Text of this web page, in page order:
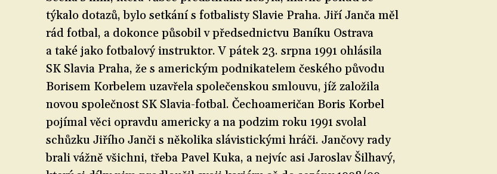
týkalo dotazů, bylo setkání s fotbalisty Slavie Praha. Jiří Janča měl
rád fotbal, a dokonce působil v předsednictvu Baníku Ostrava
a také jako fotbalový instruktor. V pátek 23. srpna 1991 ohlásila
SK Slavia Praha, že s americkým podnikatelem českého původu
Borisem Korbelem uzavřela společenskou smlouvu, jíž založila
novou společnost SK Slavia-fotbal. Čechoameričan Boris Korbel
pojímal věci opravdu americky a na podzim roku 1991 svolal
schůzku Jiřího Janči s několika slávistickými hráči. Jančovy rady
brali vážně všichni, třeba Pavel Kuka, a nejvíc asi Jaroslav Šilhavý,